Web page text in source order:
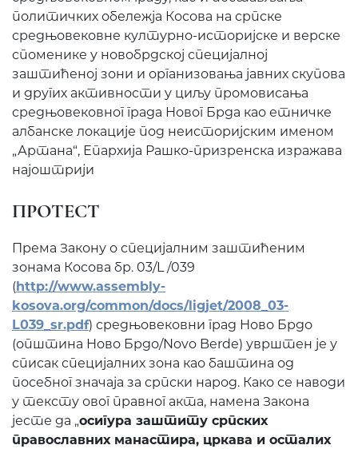
политичких обележја Косова на српске
средњовековне културно-историјске и верске
споменике у новобрдској специјалној
заштићеној зони и организовања јавних скупова
и других активности у циљу промовисања
средњовековног града Новог Брда као етничке
албанске локације под неисторијским именом
„Артана“, Епархија Рашко-призренска изражава
најоштрији
ПРОТЕСТ
Према Закону о специјалним заштићеним
зонама Косова бр. 03/L /039
(http://www.assembly-
kosova.org/common/docs/ligjet/2008_03-
L039_sr.pdf) средњовековни град Ново Брдо
(општина Ново Брдо/Novo Berde) уврштен је у
списак специјалних зона као баштина од
посебног значаја за српски народ. Како се наводи
у тексту овог правног акта, намена Закона
јесте да „осигура заштиту српских
православних манастира, цркава и осталих